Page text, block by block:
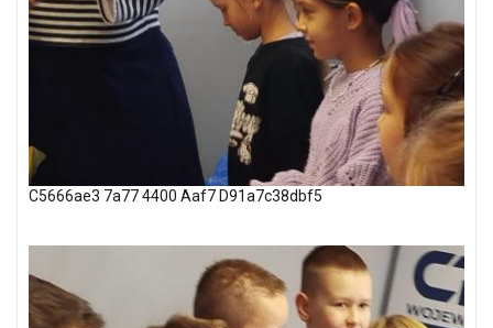
C5666ae3 7a77 4400 Aaf7 D91a7c38dbf5